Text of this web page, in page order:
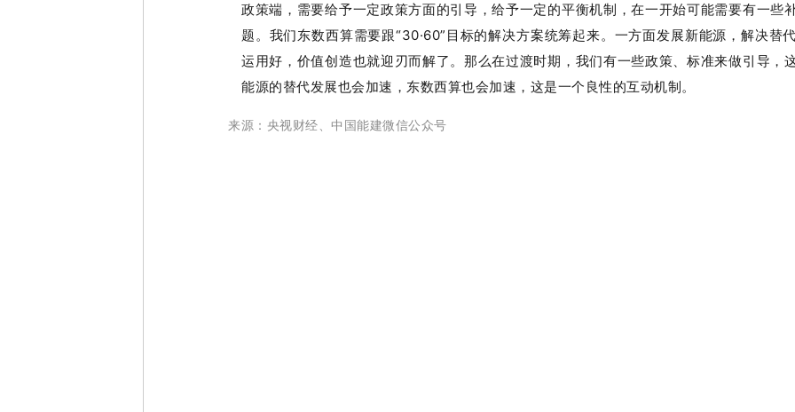
政策端，需要给予一定政策方面的引导，给予一定的平衡机制，在一开始可能需要有一些
题。我们东数西算需要跟“30·60” 目标的解决方案统筹起来。一方面发展新能源，解决替
运用好，价值创造也就迎刃而解了。那么在过渡时期，我们有一些政策、标准来做引导，
能源的替代发展也会加速，东数西算也会加速，这是一个良性的互动机制。
来源：央视财经、中国能建微信公众号